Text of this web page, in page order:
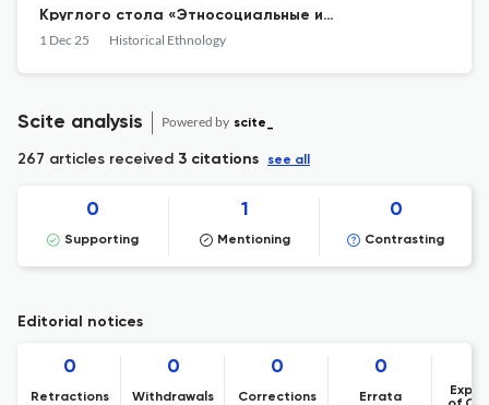
Круглого стола «Этносоциальные и
этнополитические процессы в Сибири и
1 Dec 25 Historical Ethnology
Scite analysis Powered by scite_
267 articles received 3 citations see all
0
Supporting
1
Mentioning
0
Contrasting
Editorial notices
0
Retractions
0
Withdrawals
0
Corrections
0
Errata